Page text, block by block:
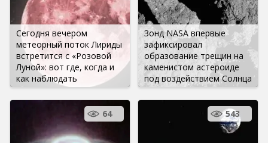
Сегодня вечером
метеорный поток Лириды
встретится с «Розовой
Луной»: вот где, когда и
как наблюдать
Зонд NASA впервые
зафиксировал
образование трещин на
каменистом астероиде
под воздействием Солнца
64 543